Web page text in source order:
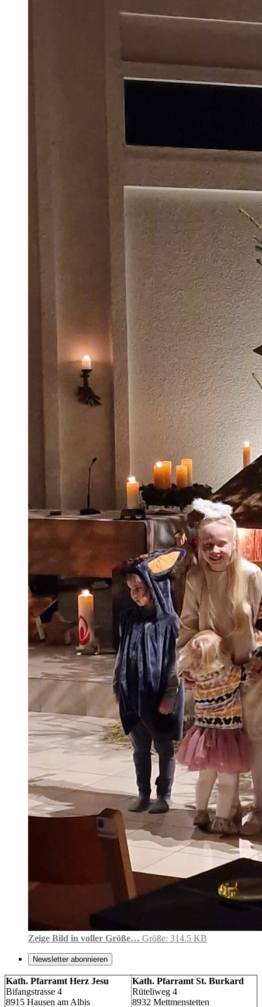
Zeige Bild in voller Größe… Größe: 314.5 KB
Newsletter abonnieren
Kath. Pfarramt Herz Jesu
Bifangstrasse 4
8915 Hausen am Albis
Kath. Pfarramt St. Burkard
Rüteliweg 4
8932 Mettmenstetten